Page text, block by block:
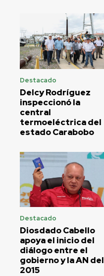
Destacado
Delcy Rodríguez
inspeccionó la
central
termoeléctrica del
estado Carabobo
Destacado
Diosdado Cabello
apoya el inicio del
diálogo entre el
gobierno y la AN del
2015